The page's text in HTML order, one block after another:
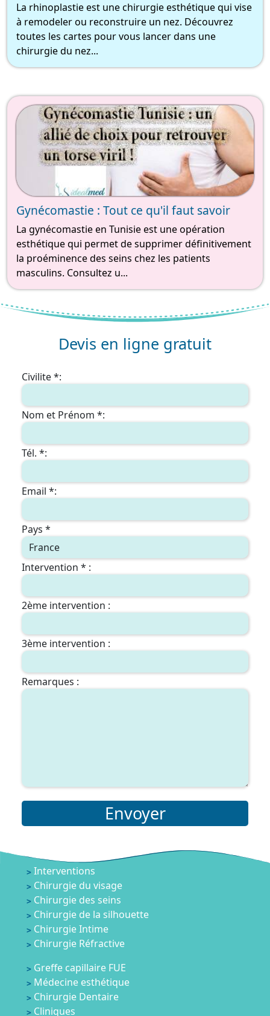
La rhinoplastie est une chirurgie esthétique qui vise
à remodeler ou reconstruire un nez. Découvrez
toutes les cartes pour vous lancer dans une
chirurgie du nez...
Gynécomastie : Tout ce qu'il faut savoir
La gynécomastie en Tunisie est une opération
esthétique qui permet de supprimer définitivement
la proéminence des seins chez les patients
masculins. Consultez u...
Devis en ligne gratuit
Civilite *:
Nom et Prénom *:
Tél. *:
Email *:
Pays *
Intervention * :
2ème intervention :
3ème intervention :
Remarques :
Envoyer
Interventions
Chirurgie du visage
Chirurgie des seins
Chirurgie de la silhouette
Chirurgie Intime
Chirurgie Réfractive
Greffe capillaire FUE
Médecine esthétique
Chirurgie Dentaire
Cliniques